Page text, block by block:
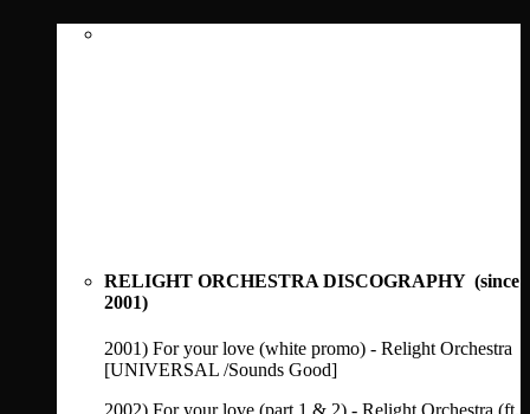
RELIGHT ORCHESTRA DISCOGRAPHY (since
2001)
2001) For your love (white promo) - Relight Orchestra
[UNIVERSAL /Sounds Good]